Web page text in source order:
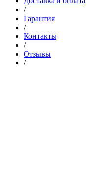
/
Гарантия
/
Контакты
/
Отзывы
/